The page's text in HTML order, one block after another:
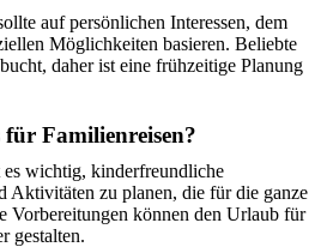
auf persönlichen Interessen, dem
Möglichkeiten basieren. Beliebte
daher ist eine frühzeitige Planung
für Familienreisen?
wichtig, kinderfreundliche
Aktivitäten zu planen, die für die ganze
Vorbereitungen können den Urlaub für
gestalten.